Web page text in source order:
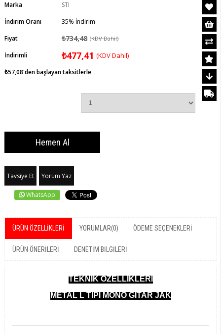
Marka
STI
İndirim Oranı
%
35
İndirim
Fiyat
₺734,48 (KDV Dahil)
İndirimli ₺477,41 (KDV Dahil)
₺57,08'den başlayan taksitlerle
Tavsiye Et Yorum Yaz
WhatsApp
ÜRÜN ÖZELLIKLERI YORUMLAR(0) ÖDEME SEÇENEKLERI
ÜRÜN ÖNERILERI DENETIM BILGILERI
TEKNİK ÖZELLİKLERİ
METAL L TİPİ MONO GİTAR JAK